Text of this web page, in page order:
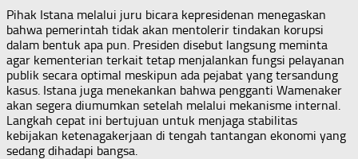
Pihak Istana melalui juru bicara kepresidenan menegaskan
bahwa pemerintah tidak akan mentolerir tindakan korupsi
dalam bentuk apa pun. Presiden disebut langsung meminta
agar kementerian terkait tetap menjalankan fungsi pelayanan
publik secara optimal meskipun ada pejabat yang tersandung
kasus. Istana juga menekankan bahwa pengganti Wamenaker
akan segera diumumkan setelah melalui mekanisme internal.
Langkah cepat ini bertujuan untuk menjaga stabilitas
kebijakan ketenagakerjaan di tengah tantangan ekonomi yang
sedang dihadapi bangsa.